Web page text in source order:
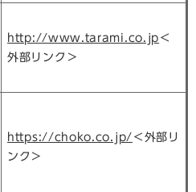
http://www.tarami.co.jp ＜
外部リンク＞
https://choko.co.jp/ ＜外部リ
ンク＞